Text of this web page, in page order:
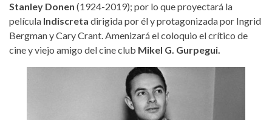
Stanley Donen (1924-2019); por lo que proyectará la
película Indiscreta dirigida por él y protagonizada por Ingrid
Bergman y Cary Crant. Amenizará el coloquio el crítico de
cine y viejo amigo del cine club Mikel G. Gurpegui.